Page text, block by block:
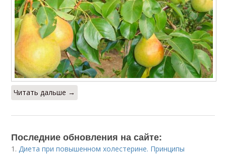
Читать дальше →
Последние обновления на сайте:
1.Диета при повышенном холестерине. Принципы